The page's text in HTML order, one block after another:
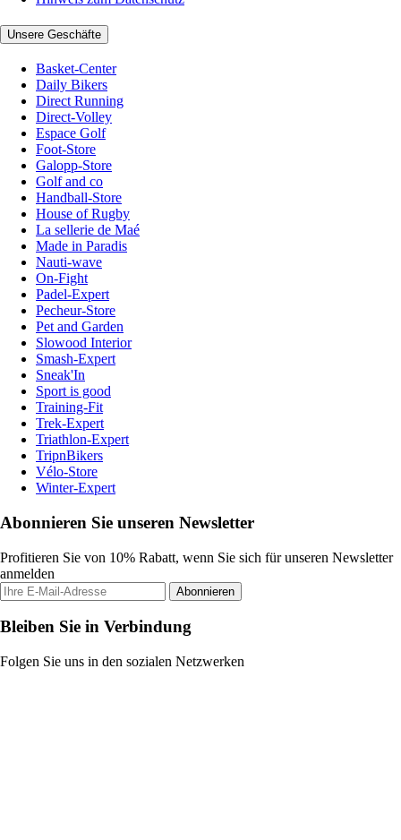
Unsere Geschäfte
Basket-Center
Daily Bikers
Direct Running
Direct-Volley
Espace Golf
Foot-Store
Galopp-Store
Golf and co
Handball-Store
House of Rugby
La sellerie de Maé
Made in Paradis
Nauti-wave
On-Fight
Padel-Expert
Pecheur-Store
Pet and Garden
Slowood Interior
Smash-Expert
Sneak'In
Sport is good
Training-Fit
Trek-Expert
Triathlon-Expert
TripnBikers
Vélo-Store
Winter-Expert
Abonnieren Sie unseren Newsletter
Profitieren Sie von 10% Rabatt, wenn Sie sich für unseren Newsletter
anmelden
Abonnieren
Bleiben Sie in Verbindung
Folgen Sie uns in den sozialen Netzwerken